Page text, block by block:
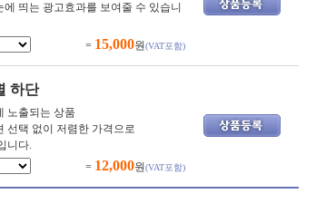
띄는 광고효과를 보여줄 수 있습니
= 15,000원(VAT포함)
하단
노출되는 상품
선택 없이 저렴한 가격으로
니다.
= 12,000원(VAT포함)